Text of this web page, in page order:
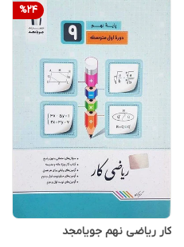
%24
کار ریاضی نهم جویامجد